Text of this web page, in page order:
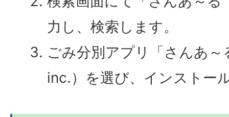
力し、検索します。
ごみ分別アプリ「さんあ
inc.）を選び、インストー